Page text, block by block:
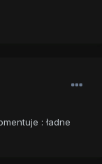
: ładne